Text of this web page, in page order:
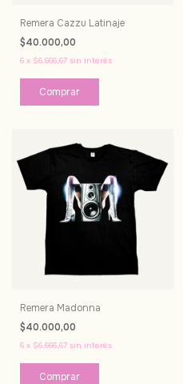
Remera Cazzu Latinaje
$40.000,00
6 x $6.666,67 sin interés
Comprar
Remera Madonna
$40.000,00
6 x $6.666,67 sin interés
Comprar